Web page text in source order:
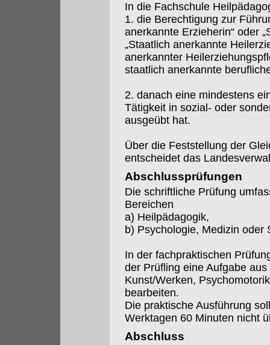
In die Fachschule
1. die Berechtigung zur
anerkannte Erzieherin“ oder
„Staatlich anerkannte
anerkannter
staatlich anerkannte
2. danach eine mindestens
Tätigkeit in sozial- oder
ausgeübt hat.
Über die Feststellung der
entscheidet das
Abschlussprüfungen
Die schriftliche Prüfung
Bereichen
a) Heilpädagogik,
b) Psychologie, Medizin oder
In der fachpraktischen
der Prüfling eine Aufgabe
Kunst/Werken,
bearbeiten.
Die praktische Ausführung
Werktagen 60 Minuten nicht
Abschluss